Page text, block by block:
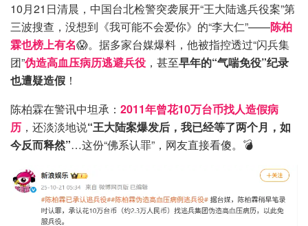
10月21日清晨，中国台北检警突袭展开“王大陆逃兵役案”第
三波搜查，没想到《我可能不会爱你》的“李大仁”——陈柏
霖也榜上有名😱。据多家台媒爆料，他被指控透过“闪兵集
团”伪造高血压病历逃避兵役 ，甚至早年的“气喘免役”纪录
也遭疑造假 ！
陈柏霖在警讯中坦承： 2011年曾花10万台币找人造假病
历 ，还淡淡地说“王大陆案爆发后，我已经等了两个月，如
今反而释然”…这份“佛系认罪”，网友直接看傻。💣